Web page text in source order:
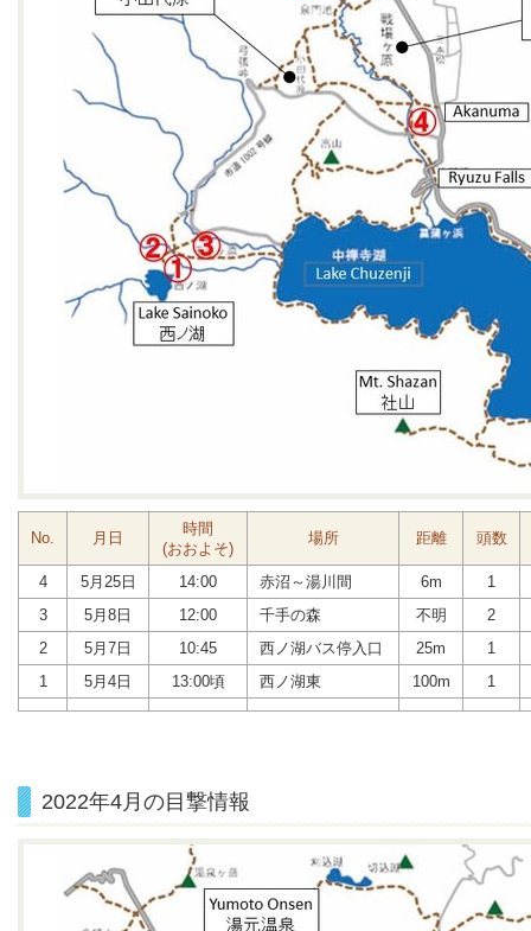
No. 月日
時間
(おおよそ)
場所 距離 頭数
4 5月25日 14:00 赤沼～湯川間 6m
1
3
5月8日 12:00 千手の森 不明
2
2
5月7日 10:45 西ノ湖バス停入口 25m
1
1
5月4日 13:00頃 西ノ湖東 100m 1
2022年4月の目撃情報